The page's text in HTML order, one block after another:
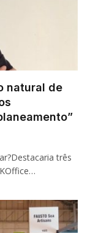
natural de
três